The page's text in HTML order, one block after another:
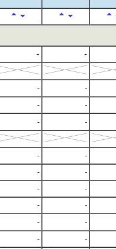
- -
- -
- -
- -
- -
- -
- -
- -
- -
- -